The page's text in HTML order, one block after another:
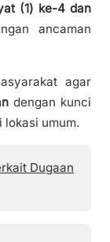
(1) ke-4 dan
ancaman
agar
dengan kunci
lokasi umum.
Dugaan